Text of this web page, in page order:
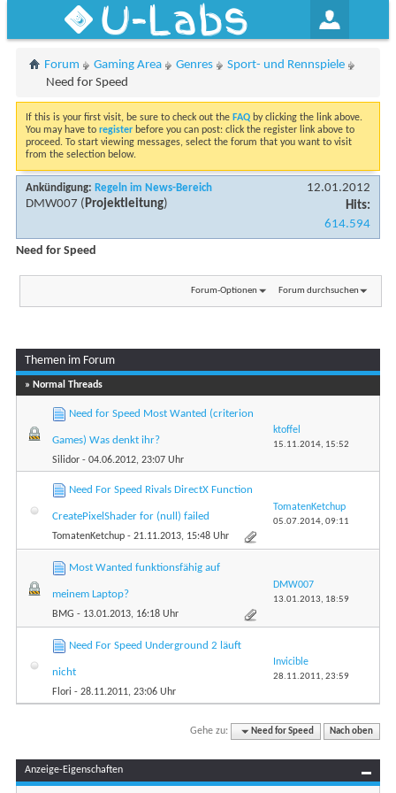
U-Labs
Forum Gaming Area Genres
Sport- und Rennspiele
Need for Speed
If this is your first visit, be sure to check out the FAQ by clicking the link above.
You may have to register before you can post: click the register link above to
proceed. To start viewing messages, select the forum that you want to visit
from the selection below.
Ankündigung: Regeln im News-Bereich
DMW007 (Projektleitung)
12.01.2012
Hits:
614.594
Need for Speed
Forum-Optionen Forum durchsuchen
Themen im Forum
» Normal Threads
Need for Speed Most Wanted (criterion
Games) Was denkt ihr?
Silidor - 04.06.2012, 23:07 Uhr
ktoffel
15.11.2014, 15:52
Need For Speed Rivals DirectX Function
CreatePixelShader for (null) failed
TomatenKetchup - 21.11.2013, 15:48 Uhr
TomatenKetchup
05.07.2014, 09:11
Most Wanted funktionsfähig auf
meinem Laptop?
BMG - 13.01.2013, 16:18 Uhr
DMW007
13.01.2013, 18:59
Need For Speed Underground 2 läuft
nicht
Flori - 28.11.2011, 23:06 Uhr
Invicible
28.11.2011, 23:59
Gehe zu: Need for Speed Nach oben
Anzeige-Eigenschaften